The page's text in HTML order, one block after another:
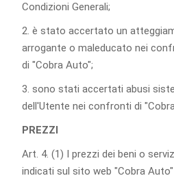
Condizioni Generali;
2. è stato accertato un
arrogante o maleducato nei
di "Cobra Auto";
3. sono stati accertati abusi
dell'Utente nei confronti di
PREZZI
Art. 4. (1) I prezzi dei beni o
indicati sul sito web "Cobra